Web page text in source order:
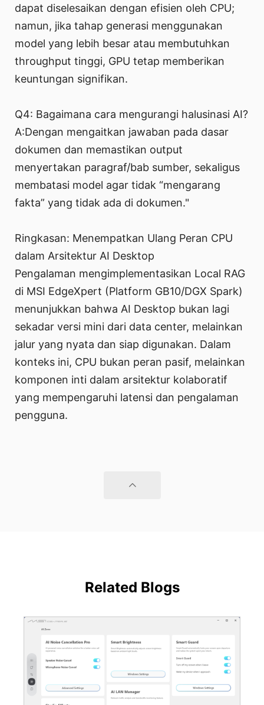
dapat diselesaikan dengan efisien oleh CPU;
namun, jika tahap generasi menggunakan
model yang lebih besar atau membutuhkan
throughput tinggi, GPU tetap memberikan
keuntungan signifikan.
Q4: Bagaimana cara mengurangi halusinasi AI?
A:Dengan mengaitkan jawaban pada dasar
dokumen dan memastikan output
menyertakan paragraf/bab sumber, sekaligus
membatasi model agar tidak “mengarang
fakta” yang tidak ada di dokumen."
Ringkasan: Menempatkan Ulang Peran CPU
dalam Arsitektur AI Desktop
Pengalaman mengimplementasikan Local RAG
di MSI EdgeXpert (Platform GB10/DGX Spark)
menunjukkan bahwa AI Desktop bukan lagi
sekadar versi mini dari data center, melainkan
jalur yang nyata dan siap digunakan. Dalam
konteks ini, CPU bukan peran pasif, melainkan
komponen inti dalam arsitektur kolaboratif
yang mempengaruhi latensi dan pengalaman
pengguna.
Related Blogs